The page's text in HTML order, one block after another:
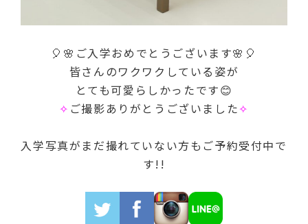
🎈🌸ご入学おめでとうございます🌸🎈
皆さんのワクワクしている姿が
とても可愛らしかったです😊
✧ ご撮影ありがとうございました✧
入学写真がまだ撮れていない方もご予約受付中で
す!!